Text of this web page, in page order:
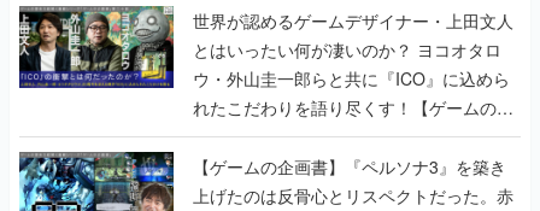
世界が認めるゲームデザイナー・上田文人
とはいったい何が凄いのか？ ヨコオタロ
ウ・外山圭一郎らと共に『ICO』に込めら
れたこだわりを語り尽くす！【ゲームの企
画書】
【ゲームの企画書】『ペルソナ3』を築き
上げたのは反骨心とリスペクトだった。赤